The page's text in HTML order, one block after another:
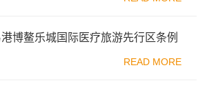
博鳌乐城国际医疗旅游先行区条例
READ MORE